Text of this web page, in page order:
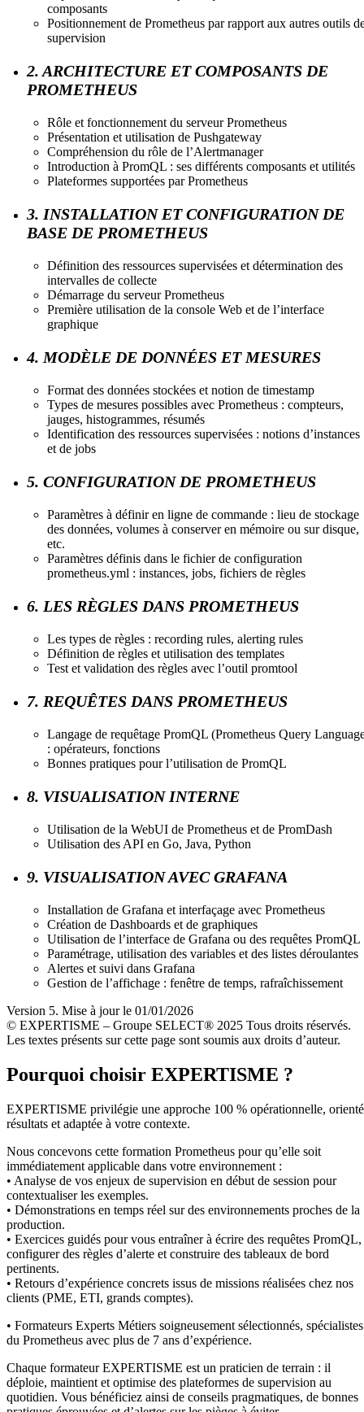
composants
Positionnement de Prometheus par rapport aux autres outils
supervision
2. ARCHITECTURE ET COMPOSANTS DE
PROMETHEUS
Rôle et fonctionnement du serveur Prometheus
Présentation et utilisation de Pushgateway
Compréhension du rôle de l’Alertmanager
Introduction à PromQL : ses différents composants et utilités
Plateformes supportées par Prometheus
3. INSTALLATION ET CONFIGURATION DE
BASE DE PROMETHEUS
Définition des ressources supervisées et détermination des
intervalles de collecte
Démarrage du serveur Prometheus
Première utilisation de la console Web et de l’interface
graphique
4. MODÈLE DE DONNÉES ET MESURES
Format des données stockées et notion de timestamp
Types de mesures possibles avec Prometheus : compteurs,
jauges, histogrammes, résumés
Identification des ressources supervisées : notions d’instances
et de jobs
5. CONFIGURATION DE PROMETHEUS
Paramètres à définir en ligne de commande : lieu de stockage
des données, volumes à conserver en mémoire ou sur disque,
etc.
Paramètres définis dans le fichier de configuration
prometheus.yml : instances, jobs, fichiers de règles
6. LES RÈGLES DANS PROMETHEUS
Les types de règles : recording rules, alerting rules
Définition de règles et utilisation des templates
Test et validation des règles avec l’outil promtool
7. REQUÊTES DANS PROMETHEUS
Langage de requêtage PromQL (Prometheus Query
: opérateurs, fonctions
Bonnes pratiques pour l’utilisation de PromQL
8. VISUALISATION INTERNE
Utilisation de la WebUI de Prometheus et de PromDash
Utilisation des API en Go, Java, Python
9. VISUALISATION AVEC GRAFANA
Installation de Grafana et interfaçage avec Prometheus
Création de Dashboards et de graphiques
Utilisation de l’interface de Grafana ou des requêtes PromQL
Paramétrage, utilisation des variables et des listes déroulantes
Alertes et suivi dans Grafana
Gestion de l’affichage : fenêtre de temps, rafraîchissement
Version 5. Mise à jour le 01/01/2026
© EXPERTISME – Groupe SELECT® 2025 Tous droits réservés.
Les textes présents sur cette page sont soumis aux droits d’auteur.
Pourquoi choisir EXPERTISME ?
EXPERTISME privilégie une approche 100 % opérationnelle,
résultats et adaptée à votre contexte.
Nous concevons cette formation Prometheus pour qu’elle soit
immédiatement applicable dans votre environnement :
• Analyse de vos enjeux de supervision en début de session pour
contextualiser les exemples.
• Démonstrations en temps réel sur des environnements proches de la
production.
• Exercices guidés pour vous entraîner à écrire des requêtes PromQL,
configurer des règles d’alerte et construire des tableaux de bord
pertinents.
• Retours d’expérience concrets issus de missions réalisées chez nos
clients (PME, ETI, grands comptes).
• Formateurs Experts Métiers soigneusement sélectionnés, spécialistes
du Prometheus avec plus de 7 ans d’expérience.
Chaque formateur EXPERTISME est un praticien de terrain : il
déploie, maintient et optimise des plateformes de supervision au
quotidien. Vous bénéficiez ainsi de conseils pragmatiques, de bonnes